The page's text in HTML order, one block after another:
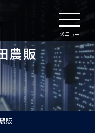
メニュー
農販
販